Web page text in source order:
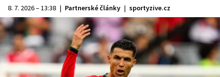
8. 7. 2026 – 13:38 | Partnerské články | sportyzive.cz